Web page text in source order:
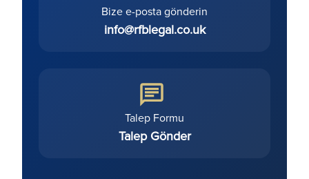
Bize e-posta gönderin
info@rfblegal.co.uk
Talep Formu
Talep Gönder